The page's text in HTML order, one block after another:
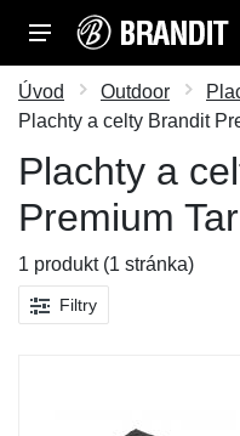
Úvod Outdoor
Plachty a celty Brandit
Plachty a
Premium
1 produkt (1 stránka)
Filtry